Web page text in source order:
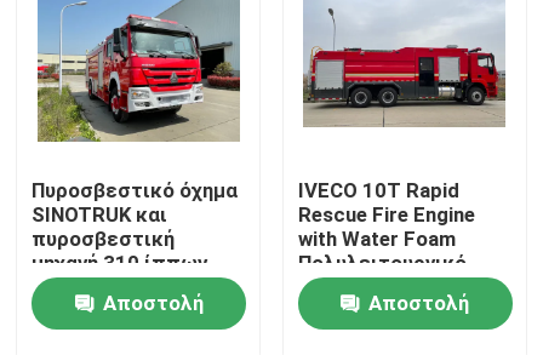
Σπίτι
Προϊόντα
Πυροσβεστικό όχημα
SINOTRUK και
πυροσβεστική
μηχανή 310 ίππων
4x2 Τύπος 8 Τόνων
Χωρητικότητα αφρού
Αποστολή
IVECO 10T Rapid
Rescue Fire Engine
with Water Foam
Πολυλειτουργικό
Αποστολή